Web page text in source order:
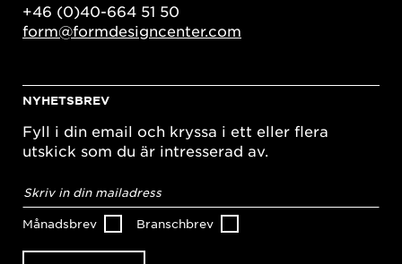
+46 (0)40-664 51 50
form@formdesigncenter.com
NYHETSBREV
Fyll i din email och kryssa i ett eller flera
utskick som du är intresserad av.
postadress*
Månadsbrev Branschbrev